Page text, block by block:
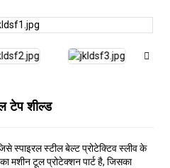
टेप शील्ड
स्पाइरल स्टील बेल्ट प्रोटेक्टिव स्लीव के
मशीन टूल प्रोटेक्शन पार्ट है, जिसका